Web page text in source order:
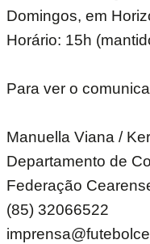
Domingos, em
Horário: 15h
Para ver o
Manuella Viana /
Departamento de
Federação
(85) 32066522